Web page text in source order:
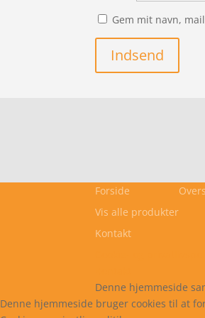
Gem mit navn,
Indsend
Forside
Vis alle produkter
Kontakt
Denne hjemmeside
Denne hjemmeside bruger cookies til at